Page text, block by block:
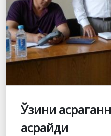
Ўзини
асрайди